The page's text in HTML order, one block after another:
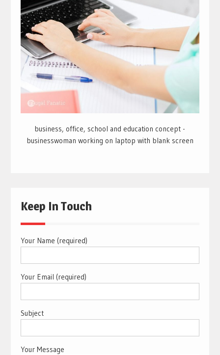
business, office, school and education concept -
businesswoman working on laptop with blank screen
Keep In Touch
Your Name (required)
Your Email (required)
Subject
Your Message